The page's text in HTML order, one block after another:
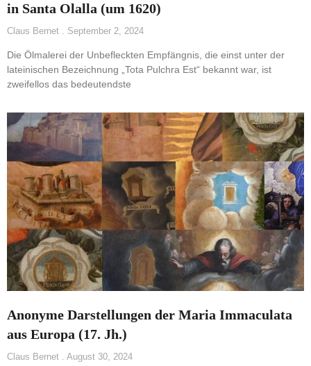
in Santa Olalla (um 1620)
Claus Bernet September 2, 2024
Die Ölmalerei der Unbefleckten Empfängnis, die einst unter der
lateinischen Bezeichnung „Tota Pulchra Est“ bekannt war, ist
zweifellos das bedeutendste
Anonyme Darstellungen der Maria Immaculata
aus Europa (17. Jh.)
Claus Bernet August 30, 2024